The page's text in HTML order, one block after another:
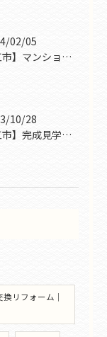
02/05
【松江市】マンションリフォームも色々｜FROG POWER
10/28
【松江市】完成見学会｜FROG POWER
リフォーム｜